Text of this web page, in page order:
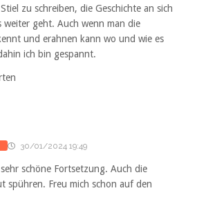
zu schreiben, die Geschichte an sich
weiter geht. Auch wenn man die
und erahnen kann wo und wie es
ich bin gespannt.
30/01/2024 19:49
schöne Fortsetzung. Auch die
spühren. Freu mich schon auf den